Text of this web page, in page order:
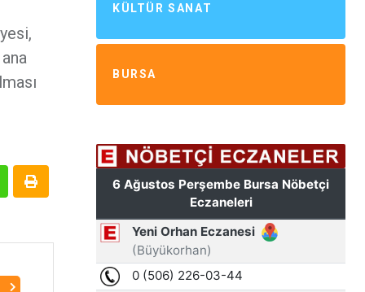
KÜLTÜR SANAT
BURSA